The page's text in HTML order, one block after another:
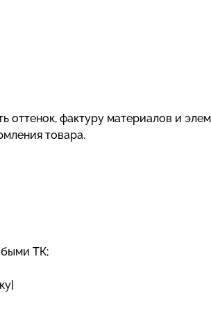
оттенок, фактуру материалов и
товара.
ТК;